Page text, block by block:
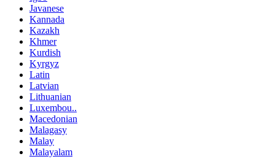
Javanese
Kannada
Kazakh
Khmer
Kurdish
Kyrgyz
Latin
Latvian
Lithuanian
Luxembou..
Macedonian
Malagasy
Malay
Malayalam